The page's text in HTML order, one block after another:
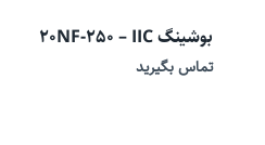
بوشینگ 20NF-250 – IIC
تماس بگیرید